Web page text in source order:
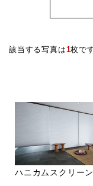
該当する写真は1枚で
ハニカムスクリーン